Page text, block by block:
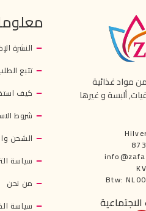
مواد غذائية
ألبسة و غيرها
Btw:
النشرة
تتبع
كيف
شروط
الشحن
سياسة
من نحن
سياسة